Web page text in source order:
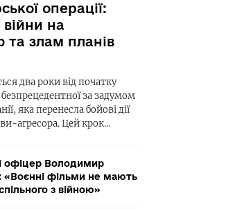
операції:
на
та злам планів
два роки від початку
за задумом
яка перенесла бойові дії
агресора. Цей крок…
офіцер Володимир
«Воєнні фільми не мають
з війною»